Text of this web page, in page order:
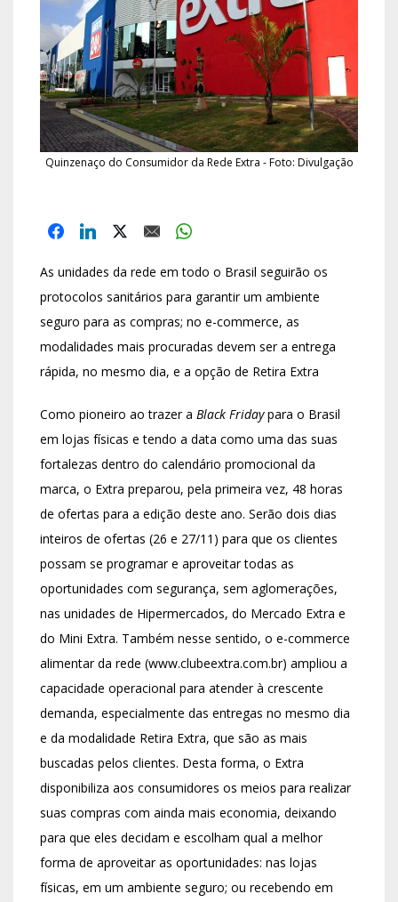
Quinzenaço do Consumidor da Rede Extra - Foto: Divulgação
As unidades da rede em todo o Brasil seguirão os
protocolos sanitários para garantir um ambiente
seguro para as compras; no e-commerce, as
modalidades mais procuradas devem ser a entrega
rápida, no mesmo dia, e a opção de Retira Extra
Como pioneiro ao trazer a Black Fridaypara o Brasil
em lojas físicas e tendo a data como uma das suas
fortalezas dentro do calendário promocional da
marca, o Extra preparou, pela primeira vez, 48 horas
de ofertas para a edição deste ano. Serão dois dias
inteiros de ofertas (26 e 27/11) para que os clientes
possam se programar e aproveitar todas as
oportunidades com segurança, sem aglomerações,
nas unidades de Hipermercados, do Mercado Extra e
do Mini Extra. Também nesse sentido, o e-commerce
alimentar da rede (www.clubeextra.com.br) ampliou a
capacidade operacional para atender à crescente
demanda, especialmente das entregas no mesmo dia
e da modalidade Retira Extra, que são as mais
buscadas pelos clientes. Desta forma, o Extra
disponibiliza aos consumidores os meios para realizar
suas compras com ainda mais economia, deixando
para que eles decidam e escolham qual a melhor
forma de aproveitar as oportunidades: nas lojas
físicas, em um ambiente seguro; ou recebendo em